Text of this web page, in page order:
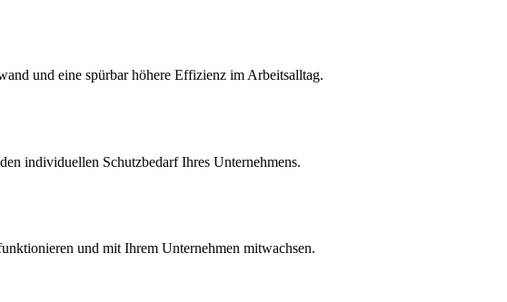
und eine spürbar höhere Effizienz im Arbeitsalltag.
individuellen Schutzbedarf Ihres Unternehmens.
und mit Ihrem Unternehmen mitwachsen.